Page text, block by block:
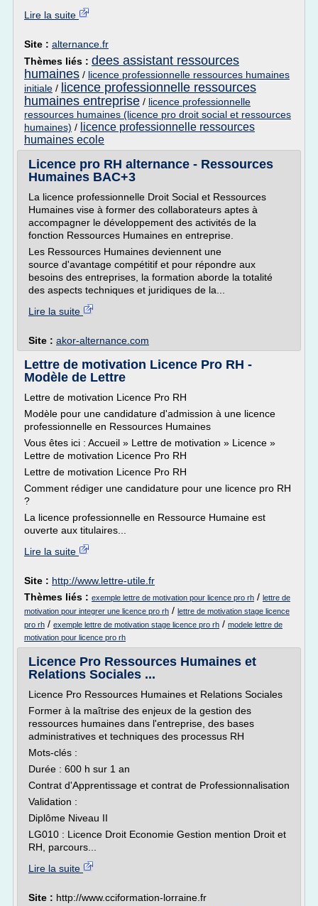
Lire la suite
Site : alternance.fr
Thèmes liés : dees assistant ressources
humaines / licence professionnelle ressources humaines
initiale / licence professionnelle ressources
humaines entreprise / licence professionnelle
ressources humaines (licence pro droit social et ressources
humaines) / licence professionnelle ressources
humaines ecole
Licence pro RH alternance - Ressources
Humaines BAC+3
La licence professionnelle Droit Social et Ressources
Humaines vise à former des collaborateurs aptes à
accompagner le développement des activités de la
fonction Ressources Humaines en entreprise.
Les Ressources Humaines deviennent une
source d'avantage compétitif et pour répondre aux
besoins des entreprises, la formation aborde la totalité
des aspects techniques et juridiques de la...
Lire la suite
Site : akor-alternance.com
Lettre de motivation Licence Pro RH -
Modèle de Lettre
Lettre de motivation Licence Pro RH
Modèle pour une candidature d'admission à une licence
professionnelle en Ressources Humaines
Vous êtes ici : Accueil » Lettre de motivation » Licence »
Lettre de motivation Licence Pro RH
Lettre de motivation Licence Pro RH
Comment rédiger une candidature pour une licence pro RH
?
La licence professionnelle en Ressource Humaine est
ouverte aux titulaires...
Lire la suite
Site : http://www.lettre-utile.fr
Thèmes liés : exemple lettre de motivation pour licence pro rh / lettre de
motivation pour integrer une licence pro rh / lettre de motivation stage licence
pro rh / exemple lettre de motivation stage licence pro rh / modele lettre de
motivation pour licence pro rh
Licence Pro Ressources Humaines et
Relations Sociales ...
Licence Pro Ressources Humaines et Relations Sociales
Former à la maîtrise des enjeux de la gestion des
ressources humaines dans l'entreprise, des bases
administratives et techniques des processus RH
Mots-clés :
Durée : 600 h sur 1 an
Contrat d'Apprentissage et contrat de Professionnalisation
Validation :
Diplôme Niveau II
LG010 : Licence Droit Economie Gestion mention Droit et
RH, parcours...
Lire la suite
Site : http://www.cciformation-lorraine.fr